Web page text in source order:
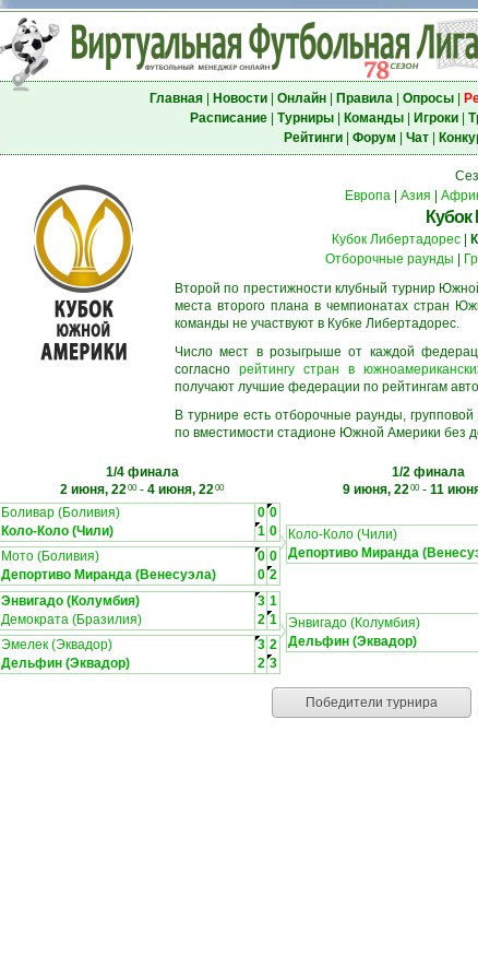
Главная| Новости| Онлайн| Правила| Опросы|
Расписание| Турниры| Команды| Игроки|
Рейтинги| Форум Чат|
Европа| Азия
Кубок Либертадорес
Отборочные раунды
Второй по престижности клубный турнир
места второго плана в чемпионатах стран
команды не участвуют в Кубке Либертадорес.
Число мест в розыгрыше от каждой
согласно рейтингу стран в
получают лучшие федерации по рейтингам
В турнире есть отборочные раунды,
по вместимости стадионе Южной Америки без
1/4 финала
2 июня, 2200- 4 июня, 2200
1/2 финала
9 июня, 2200- 11
Боливар (Боливия) 0 0
Коло-Коло (Чили)
1 0
Мото (Боливия)
0 0
Депортиво Миранда (Венесуэла)
0 2
Коло-Коло (Чили)
Депортиво Миранда
Энвигадо (Колумбия) 3 1
Демократа (Бразилия)
2 1
Эмелек (Эквадор)
3 2
Дельфин (Эквадор)
2 3
Энвигадо (Колумбия)
Дельфин (Эквадор)
Победители турнира